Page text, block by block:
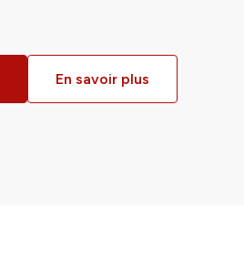
En savoir plus